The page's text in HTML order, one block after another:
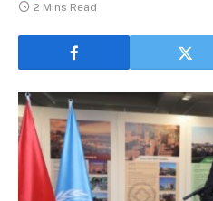
2 Mins Read